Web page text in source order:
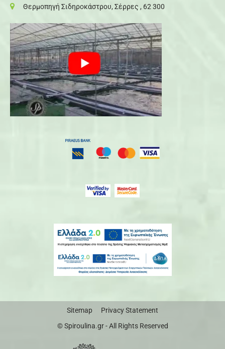
Θερμοπηγή Σιδηροκάστρου, Σέρρες , 62 300
Sitemap
Privacy Statement
© Spiroulina.gr - All Rights Reserved